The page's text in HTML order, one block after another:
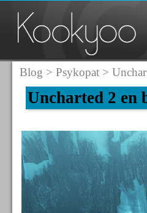
Blog > Psykopat>
Uncharted 2 en